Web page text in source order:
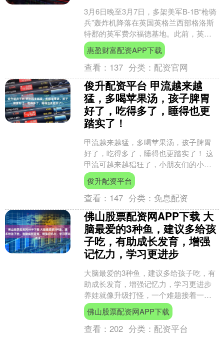
3月6日晚至3月7日，多架美军B-1B“枪骑
兵”轰炸机降落在英国英格兰西部格洛斯
特郡的英军费尔福德基地。此前，英国
首相斯塔默已允许美军利用英国基地对
伊朗导弹阵地....
惠盈财富配资APP下载
查看： 137 分类： 配资官网
俊升配资平台 甲流越来越
猛，多喝苹果汤，孩子脾胃
好了，吃得多了，睡得也更
踏实了！
甲流越来越猛，多喝苹果汤，孩子脾胃
好了，吃得多了，睡得也更踏实了！ 这
甲流可越来越猖狂了，小朋友们的小身
板可遭不住！不少体质弱点儿的小宝贝
开始出现咳咳声，小肚子....
俊升配资平台
查看： 147 分类： 免息配资
佛山股票配资网APP下载 大
脑最爱的3种鱼，建议多给孩
子吃，有助成长发育，增强
记忆力，学习更进步
大脑最爱的3种鱼，建议多给孩子吃，有
助成长发育，增强记忆力，学习更进步
养娃就像升级打怪，一个难题接着一个
难题。就拿我家孩子来说，还没愁完长
高就开始愁孩子的学习....
佛山股票配资网APP下载
查看：202 分类： 配资平台